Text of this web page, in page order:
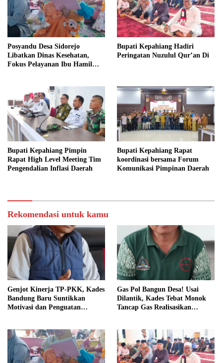
Posyandu Desa Sidorejo
Libatkan Dinas Kesehatan,
Fokus Pelayanan Ibu Hamil
Bupati Kepahiang Hadiri
Peringatan Nuzulul Qur’an Di
Bupati Kepahiang Pimpin
Rapat High Level Meeting Tim
Pengendalian Inflasi Daerah
Bupati Kepahiang Rapat
koordinasi bersama Forum
Komunikasi Pimpinan Daerah
Rekomendasi untuk kamu
Genjot Kinerja TP-PKK, Kades
Bandung Baru Suntikkan
Motivasi dan Penguatan
Gas Pol Bangun Desa! Usai
Dilantik, Kades Tebat Monok
Tancap Gas Realisasikan